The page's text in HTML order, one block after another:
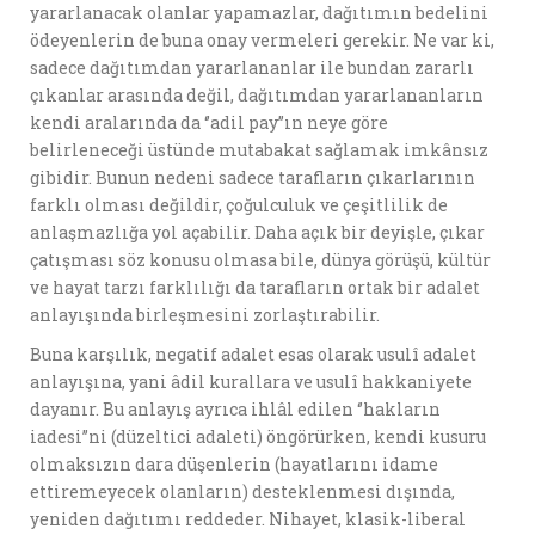
yararlanacak olanlar yapamazlar, dağıtımın bedelini
ödeyenlerin de buna onay vermeleri gerekir. Ne var ki,
sadece dağıtımdan yararlananlar ile bundan zararlı
çıkanlar arasında değil, dağıtımdan yararlananların
kendi aralarında da ‘’adil pay’’ın neye göre
belirleneceği üstünde mutabakat sağlamak imkânsız
gibidir. Bunun nedeni sadece tarafların çıkarlarının
farklı olması değildir, çoğulculuk ve çeşitlilik de
anlaşmazlığa yol açabilir. Daha açık bir deyişle, çıkar
çatışması söz konusu olmasa bile, dünya görüşü, kültür
ve hayat tarzı farklılığı da tarafların ortak bir adalet
anlayışında birleşmesini zorlaştırabilir.
Buna karşılık, negatif adalet esas olarak usulî adalet
anlayışına, yani âdil kurallara ve usulî hakkaniyete
dayanır. Bu anlayış ayrıca ihlâl edilen ‘’hakların
iadesi’’ni (düzeltici adaleti) öngörürken, kendi kusuru
olmaksızın dara düşenlerin (hayatlarını idame
ettiremeyecek olanların) desteklenmesi dışında,
yeniden dağıtımı reddeder. Nihayet, klasik-liberal